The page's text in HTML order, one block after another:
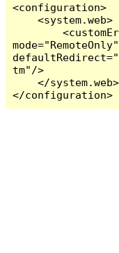
<configuration>
    <system.web>
        <customErrors
mode="RemoteOnly"
tm"/>
    </system.web>
</configuration>